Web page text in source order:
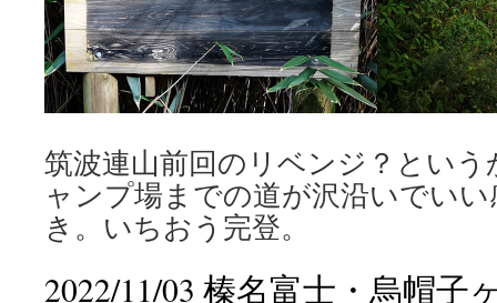
筑波連山前回のリベンジ？とい
ャンプ場までの道が沢沿いでい
き。いちおう完登。
2022/11/03 榛名富士・烏帽子